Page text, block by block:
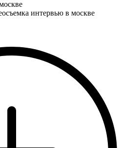
интервью в москве